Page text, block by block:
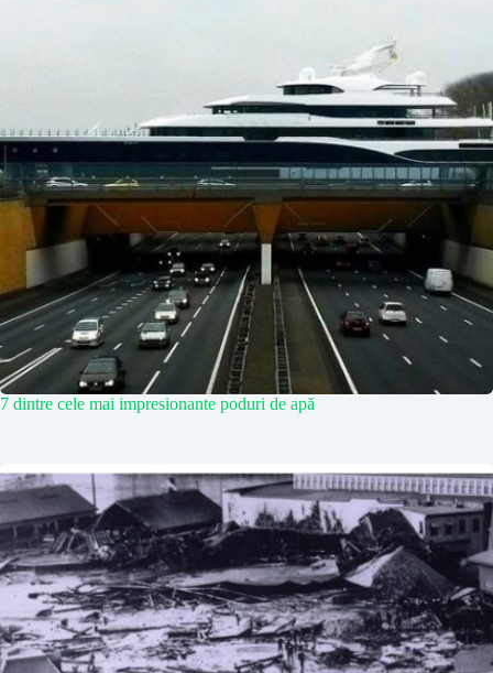
7 dintre cele mai impresionante poduri de apă